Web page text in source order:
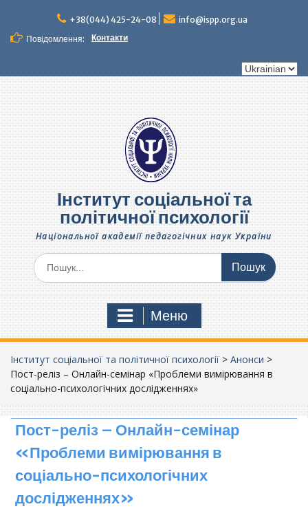
вмісту
+38(044) 425-24-08
info@ispp.org.ua
Повідомлення:
Контакти
Вибрати
Інститут соціальної та
політичної психології
Національної академії педагогічних наук України
Шукати:
Меню
Інститут соціальної та політичної психології > Анонси >
Пост-реліз – Онлайн-семінар «Проблеми вимірювання в
соціально-психологічних дослідженнях»
Пост-реліз – Онлайн-семінар
«Проблеми вимірювання в
соціально-психологічних
дослідженнях»